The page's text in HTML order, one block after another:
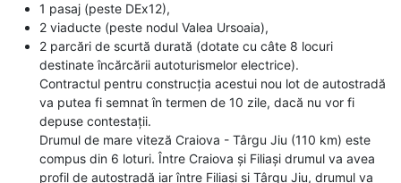
1 pasaj (peste DEx12),
2 viaducte (peste nodul Valea Ursoaia),
2 parcări de scurtă durată (dotate cu câte 8 locuri
destinate încărcării autoturismelor electrice).
Contractul pentru construcția acestui nou lot de autostradă
va putea fi semnat în termen de 10 zile, dacă nu vor fi
depuse contestații.
Drumul de mare viteză Craiova - Târgu Jiu (110 km) este
compus din 6 loturi. Între Craiova și Filiași drumul va avea
profil de autostradă iar între Filiași și Târgu Jiu, drumul va